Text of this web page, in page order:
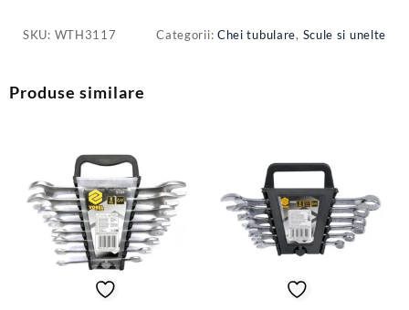
SKU: WTH3117 Categorii: Chei tubulare, Scule si unelte
Produse similare